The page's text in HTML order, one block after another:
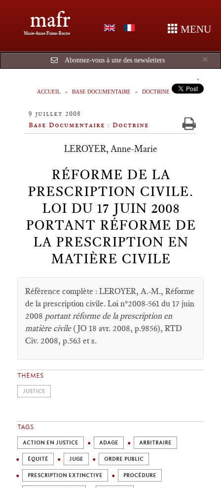
mafr
Marie-Anne Frison-Roche MENU
×
Abonnez-vous à une des newsletters
ACCUEIL BASE DOCUMENTAIRE DOCTRINE
9 juillet 2008
Base Documentaire : Doctrine
LEROYER, Anne-Marie
RÉFORME DE LA
PRESCRIPTION CIVILE.
LOI DU 17 JUIN 2008
PORTANT RÉFORME DE
LA PRESCRIPTION EN
MATIÈRE CIVILE
Référence complète : LEROYER, A.-M., Réforme
de la prescription civile. Loi n°2008-561 du 17 juin
2008 portant réforme de la prescription en
matière civile(JO 18 avr. 2008, p.9856), RTD
Civ. 2008, p.563 et s.
THÈMES
JUSTICE
TAGS
ACTION EN JUSTICE ADAGE ARBITRAIRE
ÉQUITÉ JUGE ORDRE PUBLIC
PRESCRIPTION EXTINCTIVE PROCÉDURE